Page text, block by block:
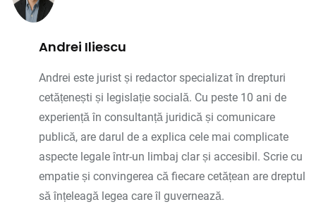
Andrei Iliescu
Andrei este jurist și redactor specializat în drepturi
cetățenești și legislație socială. Cu peste 10 ani de
experiență în consultanță juridică și comunicare
publică, are darul de a explica cele mai complicate
aspecte legale într-un limbaj clar și accesibil. Scrie cu
empatie și convingerea că fiecare cetățean are dreptul
să înțeleagă legea care îl guvernează.